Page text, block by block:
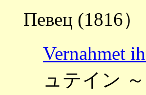
Певец (1816）
Vernahmet
ュテイン ～